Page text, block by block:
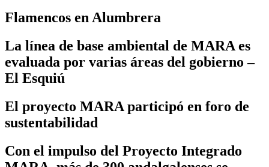
Flamencos en Alumbrera
La línea de base ambiental de MARA es
evaluada por varias áreas del gobierno –
El Esquiú
El proyecto MARA participó en foro de
sustentabilidad
Con el impulso del Proyecto Integrado